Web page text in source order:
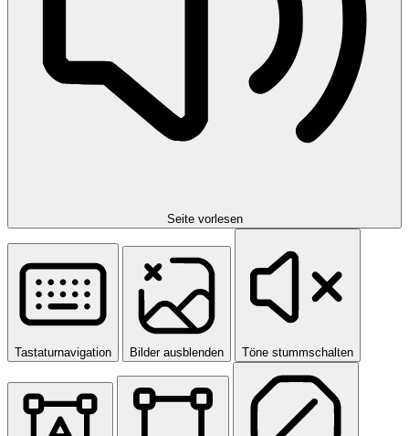
Seite vorlesen
Tastaturnavigation Bilder ausblenden Töne stummschalten